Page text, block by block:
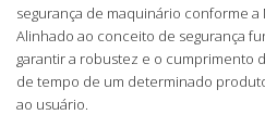
segurança de maquinário conforme a
Alinhado ao conceito de segurança
garantir a robustez e o cumprimento
de tempo de um determinado
ao usuário.